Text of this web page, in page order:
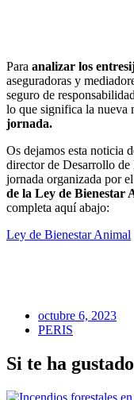
Para analizar los
aseguradoras y
seguro de
lo que significa la nueva
jornada.
Os dejamos esta noticia
director de Desarrollo
jornada organizada por
de la Ley de Bienestar
completa aquí abajo:
Ley de Bienestar Animal
octubre 6, 2023
PERIS
Si te ha